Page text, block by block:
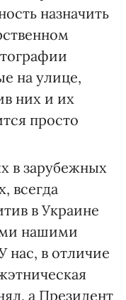
назначить
на улице,
них и их
просто
в зарубежных
всегда
в Украине
нашими
нас, в отличие
а Президент